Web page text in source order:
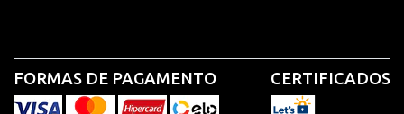
FORMAS DE PAGAMENTO CERTIFICADOS